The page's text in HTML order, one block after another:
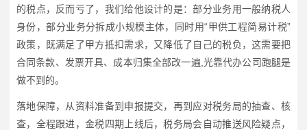
的税点，反而亏了，我们给他设计的是：部分业务用一般纳税人
身份，部分业务分拆成小规模主体，同时用“甲供工程简易计税”
政策，既满足了甲方抵扣需求，又降低了自己的税负，这需要把
合同条款、发票开具、成本归集全部改一遍,光靠代办公司跑腿是
做不到的。
落地保障，从资料准备到申报提交，再到应对税务局的抽查、核
查，全程跟进，金税四期上线后，税务局会自动推送风险疑点，